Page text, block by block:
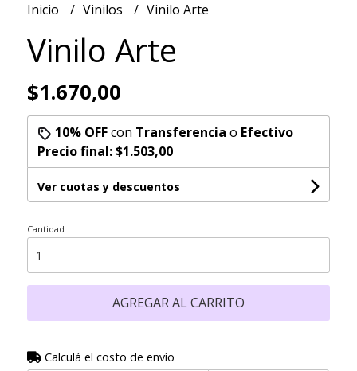
Inicio Vinilos Vinilo Arte
Vinilo Arte
$1.670,00
10% OFFcon Transferencia o Efectivo
Precio final:$1.503,00
Ver cuotas y descuentos
Cantidad
AGREGAR AL CARRITO
Calculá el costo de envío